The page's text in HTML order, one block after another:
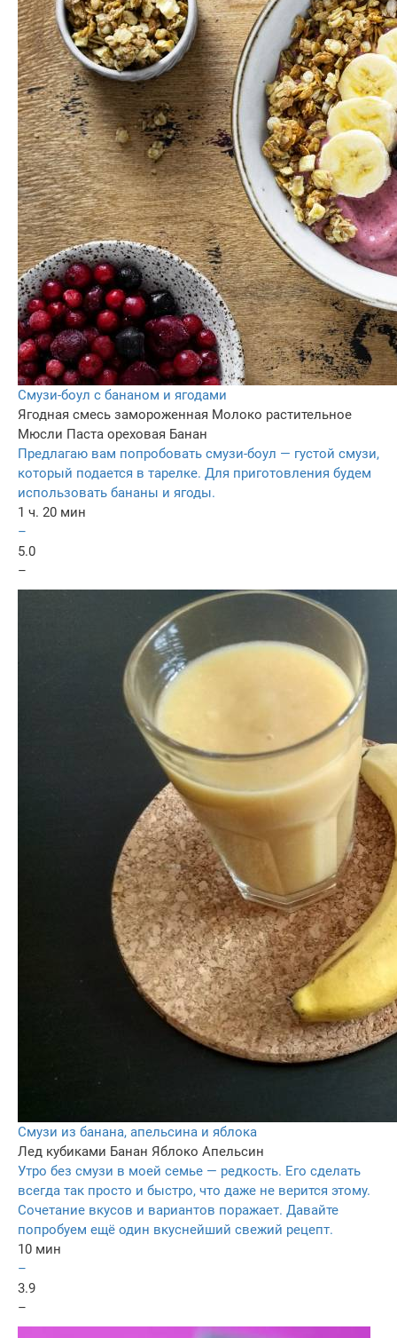
Смузи-боул с бананом и ягодами
Ягодная смесь замороженная Молоко растительное
Мюсли Паста ореховая Банан
Предлагаю вам попробовать смузи-боул — густой смузи,
который подается в тарелке. Для приготовления будем
использовать бананы и ягоды.
1 ч. 20 мин
–
5.0
–
Смузи из банана, апельсина и яблока
Лед кубиками Банан Яблоко Апельсин
Утро без смузи в моей семье — редкость. Его сделать
всегда так просто и быстро, что даже не верится этому.
Сочетание вкусов и вариантов поражает. Давайте
попробуем ещё один вкуснейший свежий рецепт.
10 мин
–
3.9
–